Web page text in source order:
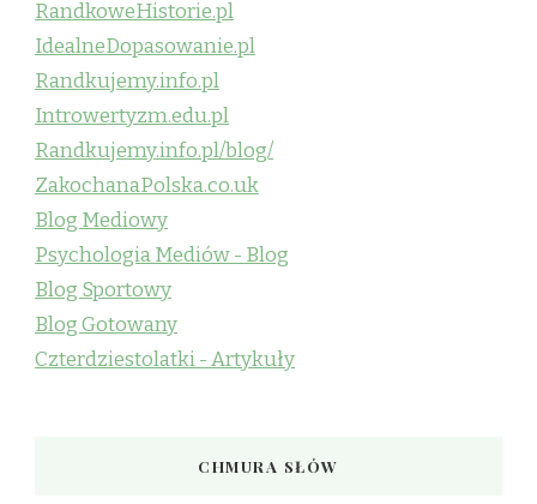
RandkoweHistorie.pl
IdealneDopasowanie.pl
Randkujemy.info.pl
Introwertyzm.edu.pl
Randkujemy.info.pl/blog/
ZakochanaPolska.co.uk
Blog Mediowy
Psychologia Mediów - Blog
Blog Sportowy
Blog Gotowany
Czterdziestolatki - Artykuły
CHMURA SŁÓW